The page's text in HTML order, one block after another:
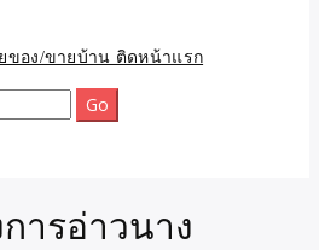
ของ/ขายบ้าน ติดหน้าแรก
ารอ่าวนาง